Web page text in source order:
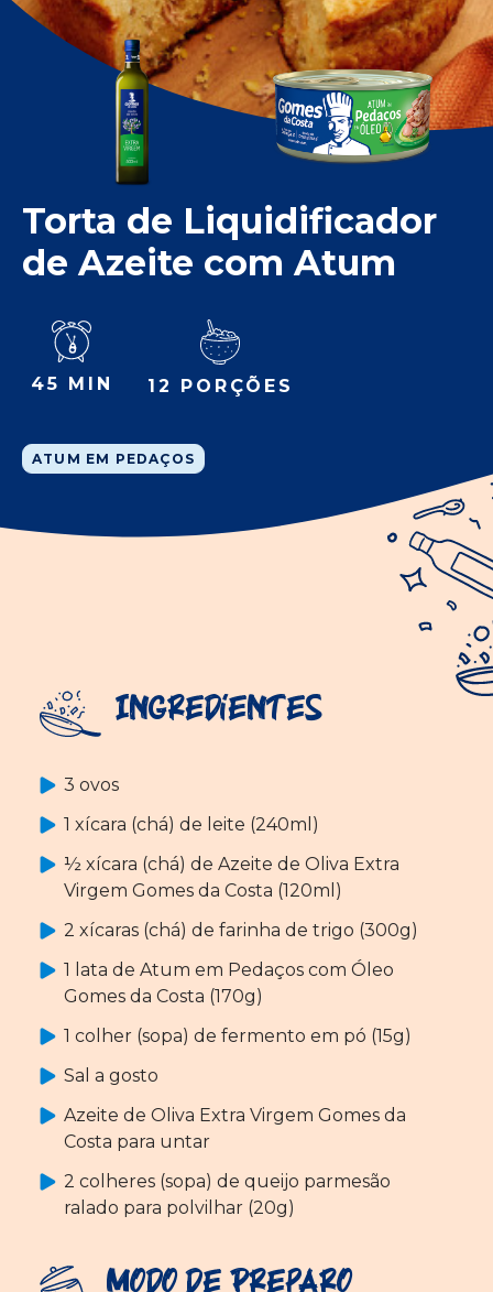
Torta de Liquidificador
de Azeite com Atum
45 MIN 12 PORÇÕES
ATUM EM PEDAÇOS
Ingredientes
3 ovos
1 xícara (chá) de leite (240ml)
½ xícara (chá) de Azeite de Oliva Extra
Virgem Gomes da Costa (120ml)
2 xícaras (chá) de farinha de trigo (300g)
1 lata de Atum em Pedaços com Óleo
Gomes da Costa (170g)
1 colher (sopa) de fermento em pó (15g)
Sal a gosto
Azeite de Oliva Extra Virgem Gomes da
Costa para untar
2 colheres (sopa) de queijo parmesão
ralado para polvilhar (20g)
Modo de Preparo